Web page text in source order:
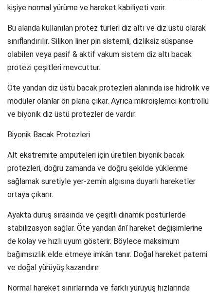
kişiye normal yürüme ve hareket kabiliyeti verir.
Bu alanda kullanılan protez türleri diz altı ve diz üstü olarak
sınıflandırılır. Silikon liner pin sistemli, dizliksiz süspanse
olabilen veya pasif & aktif vakum sistem diz altı bacak
protezi çeşitleri mevcuttur.
Öte yandan diz üstü bacak protezleri alanında ise hidrolik ve
modüler olanlar ön plana çıkar. Ayrıca mikroişlemci kontrollü
ve biyonik diz üstü protezler de vardır.
Biyonik Bacak Protezleri
Alt ekstremite amputeleri için üretilen biyonik bacak
protezleri, doğru zamanda ve doğru şekilde yüklenme
sağlamak suretiyle yer-zemin algısına duyarlı hareketler
ortaya çıkarır.
Ayakta duruş sırasında ve çeşitli dinamik postürlerde
stabilizasyon sağlar. Öte yandan ânî hareket değişimlerine
de kolay ve hızlı uyum gösterir. Böylece maksimum
bağımsızlık elde etmeye imkân tanır. Doğal hareket paterni
ve doğal yürüyüş kazandırır.
Normal hareket sınırlarında ve farklı yürüyüş hızlarında